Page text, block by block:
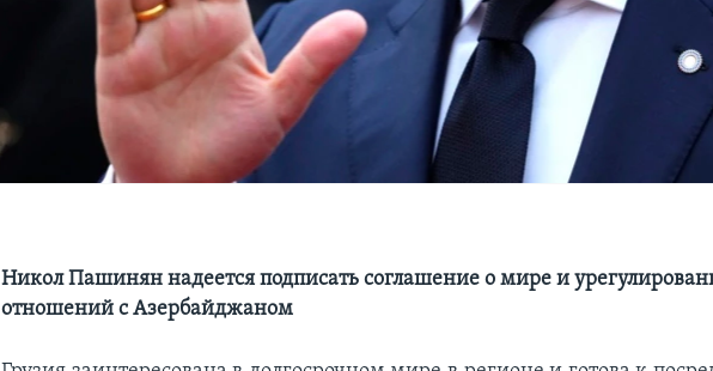
Никол Пашинян надеется подписать соглашение о мире и
отношений с Азербайджаном